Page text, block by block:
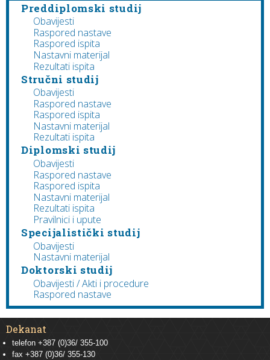
Preddiplomski studij
Obavijesti
Raspored nastave
Raspored ispita
Nastavni materijal
Rezultati ispita
Stručni studij
Obavijesti
Raspored nastave
Raspored ispita
Nastavni materijal
Rezultati ispita
Diplomski studij
Obavijesti
Raspored nastave
Raspored ispita
Nastavni materijal
Rezultati ispita
Pravilnici i upute
Specijalistički studij
Obavijesti
Nastavni materijal
Doktorski studij
Obavijesti / Akti i procedure
Raspored nastave
Dekanat
telefon +387 (0)36/ 355-100
fax +387 (0)36/ 355-130